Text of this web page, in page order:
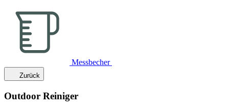
Messbecher
Zurück
Outdoor Reiniger